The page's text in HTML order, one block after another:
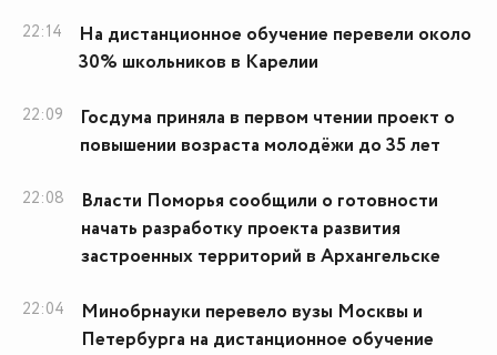
22:14
На дистанционное обучение перевели около
30% школьников в Карелии
22:09
Госдума приняла в первом чтении проект о
повышении возраста молодёжи до 35 лет
22:08
Власти Поморья сообщили о готовности
начать разработку проекта развития
застроенных территорий в Архангельске
22:04
Минобрнауки перевело вузы Москвы и
Петербурга на дистанционное обучение